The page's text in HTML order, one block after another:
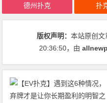
德州扑克 扑
版权声明：本站原创文
20:36:50，由